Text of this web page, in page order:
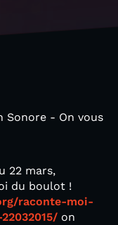
Sonore - On vous
22 mars,
du boulot !
raconte-moi-
on